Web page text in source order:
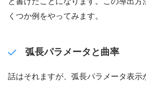
くつか例をやってみます。
弧長パラメータと曲率
話はそれますが、弧長パラメータ表示